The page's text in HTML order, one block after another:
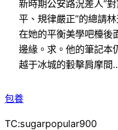
新時期公安路況差人“
平、規律嚴正”的總請
在她的平衡美學吧檯後
邊緣。求。他的筆記本
越于冰城的轂擊肩摩
包養
TC:sugarpopular900